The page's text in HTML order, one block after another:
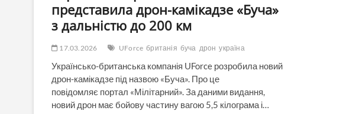
представила дрон-камікадзе «Буча»
з дальністю до 200 км
17.03.2026 UForce британія буча дрон україна
Українсько-британська компанія UForce розробила новий
дрон-камікадзе під назвою «Буча». Про це
повідомляє портал «Мілітарний». За даними видання,
новий дрон має бойову частину вагою 5,5 кілограма і…